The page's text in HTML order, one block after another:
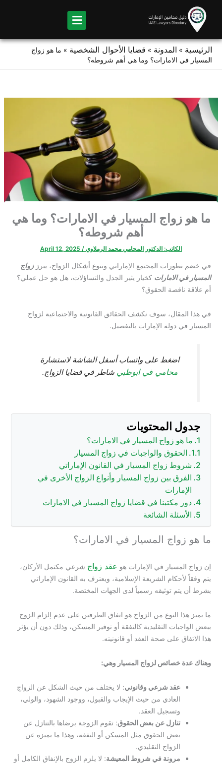
المدونة» قضايا الأحوال الشخصية»
ما هو زواج
الامارات؟ وما هي أهم شروطه؟
المسيار في الامارات؟ وما هي
أهم شروطه؟
الدكتور المحامي محمد الرملاوي /
April 12, 2025
المجتمع الإماراتي وتنوع أشكال الزواج، يبرززواج
الاماراتكخيار يثير الجدل والتساؤلات، هل هو حل عملي؟
الحقوق؟
سوف نكشف الحقائق القانونية والاجتماعية لزواج
دولة الإمارات بالتفصيل.
اضغط على واتساب أسفل الشاشة لاستشارة
محامي في ابوظبي شاطر في قضايا الزواج.
المحتويات
زواج المسيار في الامارات؟
والواجبات في زواج المسيار
زواج المسيار في القانون الإماراتي
بين زواج المسيار وأنواع الزواج الأخرى في
مكتبنا في قضايا زواج المسيار في الامارات
الشائعة
المسيار في الامارات؟
في الإمارات هو عقد زواجشرعي مكتمل الأركان،
الشريعة الإسلامية، ويعترف به القانون الإماراتي
توثيقه رسمياً لدى الجهات المختصة.
النوع من الزواج هو اتفاق الطرفين على عدم إلزام الزوج
التقليدية كالنفقة أو توفير المسكن، وذلك دون أن يؤثر
على صحة العقد أو قانونيته.
خصائص لزواج المسيار وهي:
عقد شرعي وقانوني: لا يختلف من حيث الشكل عن الزواج
العادي من حيث الإيجاب والقبول، ووجود الشهود، والولي،
وتسجيل العقد.
تنازل عن بعض الحقوق: تقوم الزوجة برضاها بالتنازل عن
بعض الحقوق مثل المسكن أو النفقة، وهذا ما يميزه عن
الزواج التقليدي.
مرونة في شروط المعيشة: لا يلزم الزوج بالإنفاق الكامل أو